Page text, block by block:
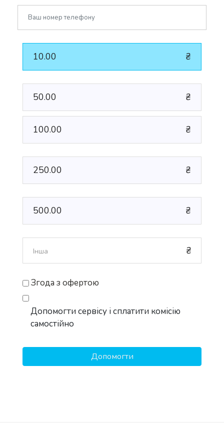
10.00 ₴
50.00 ₴
100.00 ₴
250.00 ₴
500.00 ₴
₴
Згода з офертою
Допомогти сервісу і сплатити комісію
самостійно